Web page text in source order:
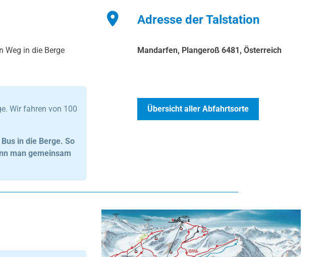
Weg in die Berge
Wir fahren von 100
in die Berge. So
man gemeinsam
Adresse der Talstation
Mandarfen, Plangeroß 6481, Österreich
Übersicht aller Abfahrtsorte